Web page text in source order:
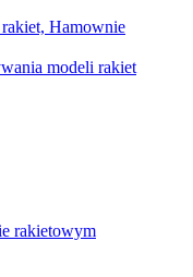
Hamownie
modeli rakiet
rakietowym